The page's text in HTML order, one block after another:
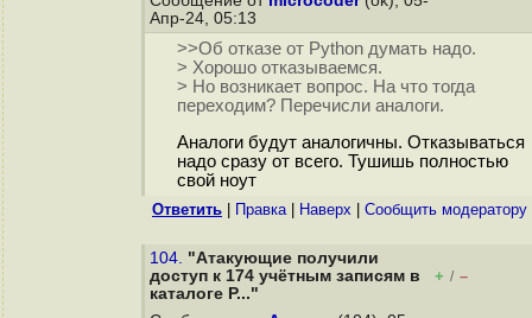
Апр-24, 05:13
>>Об отказе от Python думать надо.
> Хорошо отказываемся.
> Но возникает вопрос. На что тогда
переходим? Перечисли аналоги.
Аналоги будут аналогичны. Отказываться
надо сразу от всего. Тушишь полностью
свой ноут
Ответить Правка| Наверх Cообщить модератору
104. "Атакующие получили
доступ к 174 учётным записям в
каталоге P..."
+ / –